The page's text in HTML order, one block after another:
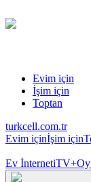
Evim için
İşim için
Toptan
turkcell.com.tr
Evim içinİşim için
Ev İnternetiTV+